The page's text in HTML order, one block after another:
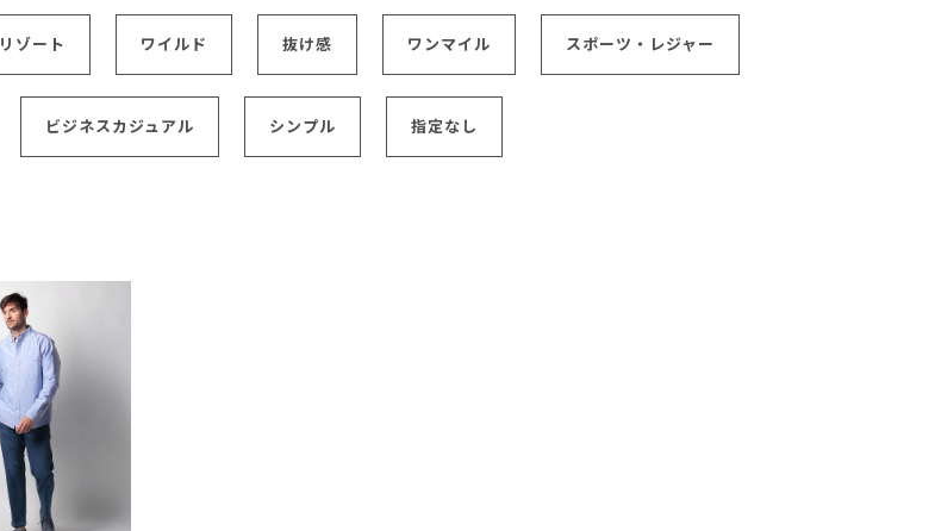
フォーカスブランド
セールおすすめアイテム
リゾート ワイルド 抜け感 ワンマイル スポーツ・レジャー
ビジネスカジュアル シンプル 指定なし